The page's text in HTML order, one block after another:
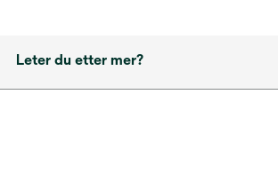
Leter du etter mer?